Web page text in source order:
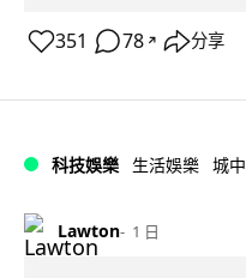
351 78 ↗ 分享
科技娛樂 生活娛樂 城
Lawton 1 日